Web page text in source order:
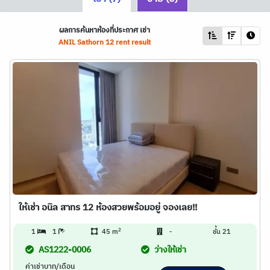
ผลการค้นหาห้องที่ประกาศ เช่า
ANIL Sathorn 12 rent result
ให้เช่า อนิล สาทร 12 ห้องสวยพร้อมอยู่ จองเลย!!
1 1 45 m2 - ชั้น 21
AS1222-0006 ว่างให้เช่า
ค่าเช่าบาท/เดือน